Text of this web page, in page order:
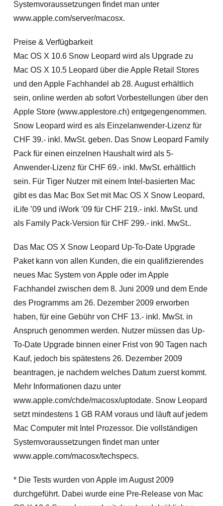
Systemvoraussetzungen findet man unter
www.apple.com/server/macosx.
Preise & Verfügbarkeit
Mac OS X 10.6 Snow Leopard wird als Upgrade zu
Mac OS X 10.5 Leopard über die Apple Retail Stores
und den Apple Fachhandel ab 28. August erhältlich
sein, online werden ab sofort Vorbestellungen über den
Apple Store (www.applestore.ch) entgegengenommen.
Snow Leopard wird es als Einzelanwender-Lizenz für
CHF 39.- inkl. MwSt. geben. Das Snow Leopard Family
Pack für einen einzelnen Haushalt wird als 5-
Anwender-Lizenz für CHF 69.- inkl. MwSt. erhältlich
sein. Für Tiger Nutzer mit einem Intel-basierten Mac
gibt es das Mac Box Set mit Mac OS X Snow Leopard,
iLife ’09 und iWork ’09 für CHF 219.- inkl. MwSt. und
als Family Pack-Version für CHF 299.- inkl. MwSt..
Das Mac OS X Snow Leopard Up-To-Date Upgrade
Paket kann von allen Kunden, die ein qualifizierendes
neues Mac System von Apple oder im Apple
Fachhandel zwischen dem 8. Juni 2009 und dem Ende
des Programms am 26. Dezember 2009 erworben
haben, für eine Gebühr von CHF 13.- inkl. MwSt. in
Anspruch genommen werden. Nutzer müssen das Up-
To-Date Upgrade binnen einer Frist von 90 Tagen nach
Kauf, jedoch bis spätestens 26. Dezember 2009
beantragen, je nachdem welches Datum zuerst kommt.
Mehr Informationen dazu unter
www.apple.com/chde/macosx/uptodate. Snow Leopard
setzt mindestens 1 GB RAM voraus und läuft auf jedem
Mac Computer mit Intel Prozessor. Die vollständigen
Systemvoraussetzungen findet man unter
www.apple.com/macosx/techspecs.
* Die Tests wurden von Apple im August 2009
durchgeführt. Dabei wurde eine Pre-Release von Mac